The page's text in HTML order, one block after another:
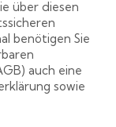
über diesen
benötigen Sie
auch eine
sowie